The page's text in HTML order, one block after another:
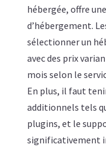
hébergée, offre
d’hébergement.
sélectionner un
avec des prix
mois selon le
En plus, il faut
additionnels tels
plugins, et le
significativement